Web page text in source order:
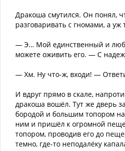
Дракоша смутился. Он понял,
разговаривать с гномами, а
— Э… Мой единственный и
можете оживить его. — С
— Хм. Ну что-ж, входи! —
И вдруг прямо в скале,
дракоша вошёл. Тут же дверь
бородой и большим топором на
ним и пришёл к огромной
топором, проводив его до
темно, где-то неподалёку